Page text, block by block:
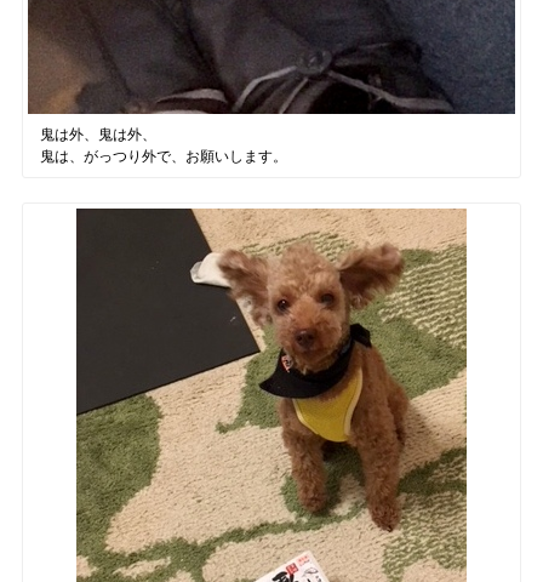
鬼は外、鬼は外、
鬼は、がっつり外で、お願いします。